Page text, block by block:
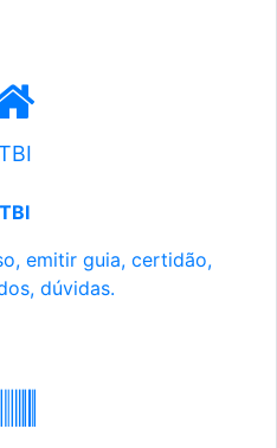
emitir guia, certidão,
dúvidas.